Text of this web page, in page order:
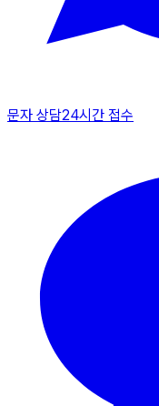
문자 상담24시간 접수